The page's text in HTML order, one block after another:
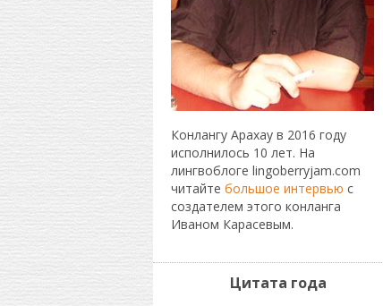
Конлангу Арахау в 2016 году
исполнилось 10 лет. На
лингвоблоге lingoberryjam.com
читайте большое интервью с
создателем этого конланга
Иваном Карасевым.
Цитата года